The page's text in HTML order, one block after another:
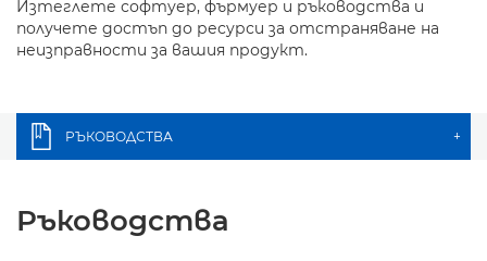
Изтеглете софтуер, фърмуер и ръководства и
получете достъп до ресурси за отстраняване на
неизправности за вашия продукт.
РЪКОВОДСТВА +
Ръководства